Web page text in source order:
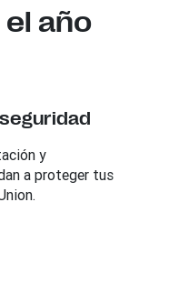
año
y
a proteger tus